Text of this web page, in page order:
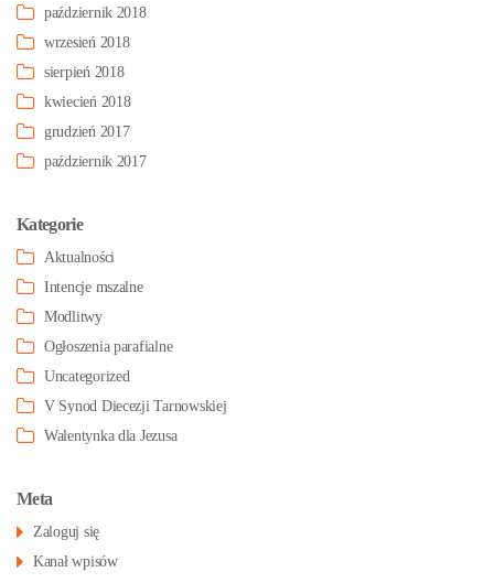
październik 2018
wrzesień 2018
sierpień 2018
kwiecień 2018
grudzień 2017
październik 2017
Kategorie
Aktualności
Intencje mszalne
Modlitwy
Ogłoszenia parafialne
Uncategorized
V Synod Diecezji Tarnowskiej
Walentynka dla Jezusa
Meta
Zaloguj się
Kanał wpisów